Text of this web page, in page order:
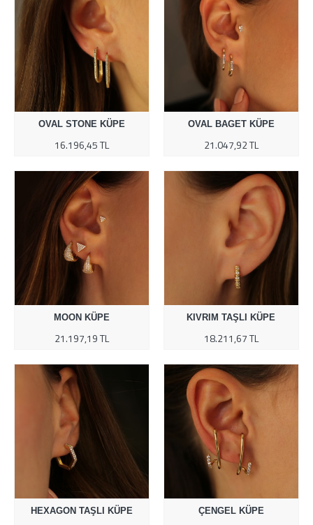
OVAL STONE KÜPE
16.196,45 TL
OVAL BAGET KÜPE
21.047,92 TL
MOON KÜPE
21.197,19 TL
KIVRIM TAŞLI KÜPE
18.211,67 TL
HEXAGON TAŞLI KÜPE ÇENGEL KÜPE